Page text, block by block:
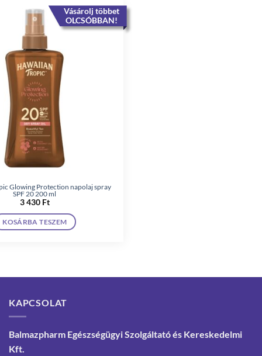
Vásárolj többet
OLCSÓBBAN!
Glowing Protection napolaj spray
SPF 20 200 ml
3 430 Ft
KOSÁRBA TESZEM
KAPCSOLAT
Balmazpharm Egészségügyi Szolgáltató és Kereskedelmi
Kft.